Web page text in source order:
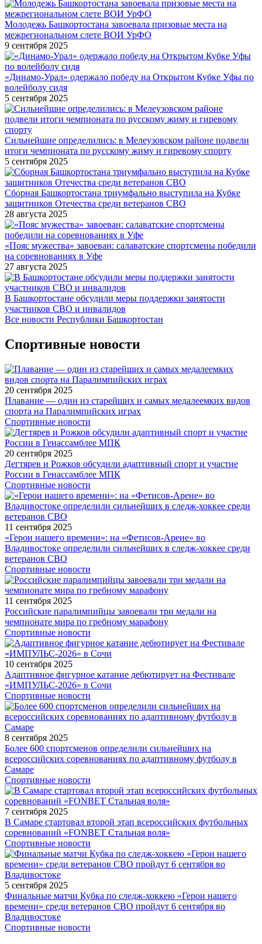
Молодежь Башкортостана завоевала призовые места на
межрегиональном слете ВОИ УрФО
9 сентября 2025
«Динамо-Урал» одержало победу на Открытом Кубке Уфы по
волейболу сидя
5 сентября 2025
Сильнейшие определились: в Мелеузовском районе подвели
итоги чемпионата по русскому жиму и гиревому спорту
5 сентября 2025
Сборная Башкортостана триумфально выступила на Кубке
защитников Отечества среди ветеранов СВО
28 августа 2025
«Пояс мужества» завоеван: салаватские спортсмены победили
на соревнованиях в Уфе
27 августа 2025
В Башкортостане обсудили меры поддержки занятости
участников СВО и инвалидов
Все новости Республики Башкортостан
Спортивные новости
20 сентября 2025
Плавание — один из старейших и самых медалеемких видов
спорта на Паралимпийских играх
Спортивные новости
20 сентября 2025
Дегтярев и Рожков обсудили адаптивный спорт и участие
России в Генассамблее МПК
Спортивные новости
11 сентября 2025
«Герои нашего времени»: на «Фетисов-Арене» во
Владивостоке определили сильнейших в следж-хоккее среди
ветеранов СВО
Спортивные новости
11 сентября 2025
Российские паралимпийцы завоевали три медали на
чемпионате мира по гребному марафону
Спортивные новости
10 сентября 2025
Адаптивное фигурное катание дебютирует на Фестивале
«ИМПУЛЬС-2026» в Сочи
Спортивные новости
8 сентября 2025
Более 600 спортсменов определили сильнейших на
всероссийских соревнованиях по адаптивному футболу в
Самаре
Спортивные новости
7 сентября 2025
В Самаре стартовал второй этап всероссийских футбольных
соревнований «FONBET Стальная воля»
Спортивные новости
5 сентября 2025
Финальные матчи Кубка по следж-хоккею «Герои нашего
времени» среди ветеранов СВО пройдут 6 сентября во
Владивостоке
Спортивные новости